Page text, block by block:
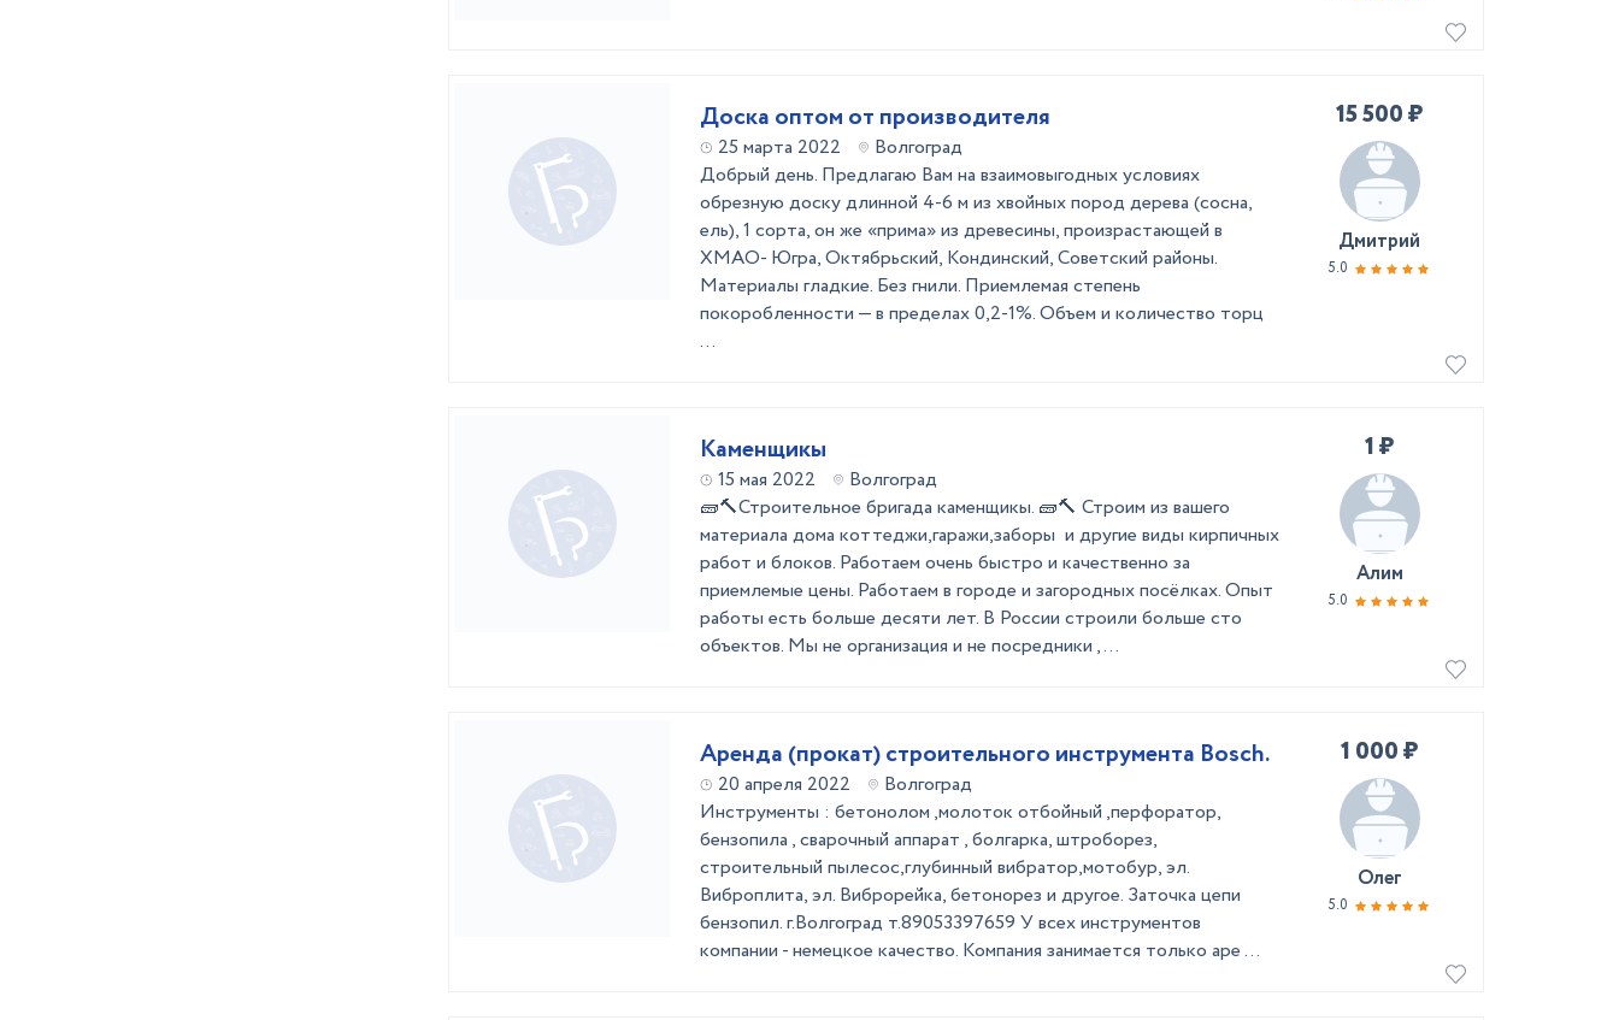
Доска оптом от производителя
25 марта 2022
Волгоград
Добрый день. Предлагаю Вам на взаимовыгодных условиях
обрезную доску длинной 4-6 м из хвойных пород дерева (сосна,
ель), 1 сорта, он же «прима» из древесины, произрастающей в
ХМАО- Югра, Октябрьский, Кондинский, Советский районы.
Материалы гладкие. Без гнили. Приемлемая степень
покоробленности — в пределах 0,2-1%. Объем и количество торц
...
15 500 ₽
Дмитрий
5.0
Каменщикы
15 мая 2022
Волгоград
🧱🔨Строительное бригада каменщикы. 🧱🔨 Строим из вашего
материала дома коттеджи,гаражи,заборы и другие виды кирпичных
работ и блоков. Работаем очень быстро и качественно за
приемлемые цены. Работаем в городе и загородных посёлках. Опыт
работы есть больше десяти лет. В России строили больше сто
объектов. Мы не организация и не посредники , ...
1 ₽
Алим
5.0
Аренда (прокат) строительного инструмента Bosch.
20 апреля 2022
Волгоград
Инструменты : бетонолом ,молоток отбойный ,перфоратор,
бензопила , сварочный аппарат , болгарка, штроборез,
строительный пылесос,глубинный вибратор,мотобур, эл.
Виброплита, эл. Виброрейка, бетонорез и другое. Заточка цепи
бензопил. г.Волгоград т.89053397659 У всех инструментов
компании - немецкое качество. Компания занимается только аре ...
1 000 ₽
Олег
5.0